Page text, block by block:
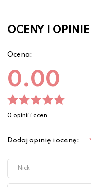
OCENY I OPINIE
Ocena:
0.00
0 opinii i ocen
Dodaj opinię i ocenę: